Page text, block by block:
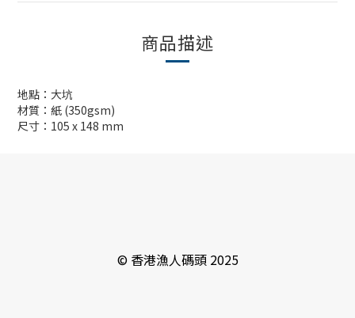
商品描述
地點：大坑
材質：紙 (350gsm)
尺寸：105 x 148 mm
© 香港漁人碼頭 2025